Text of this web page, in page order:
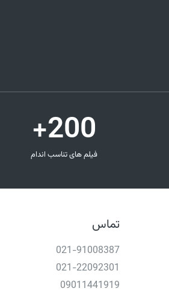
فیلم های تناسب اندام
200
+
تماس
021-91008387
021-22092301
09011441919